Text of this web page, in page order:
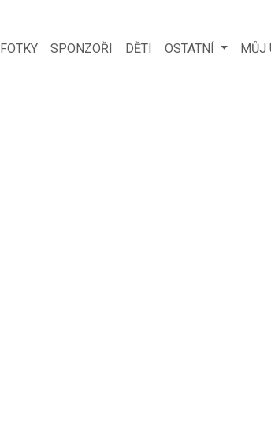
FOTKY SPONZOŘI DĚTI OSTATNÍ MŮJ